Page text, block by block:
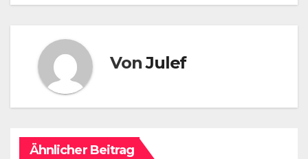
VonJulef
Ähnlicher Beitrag